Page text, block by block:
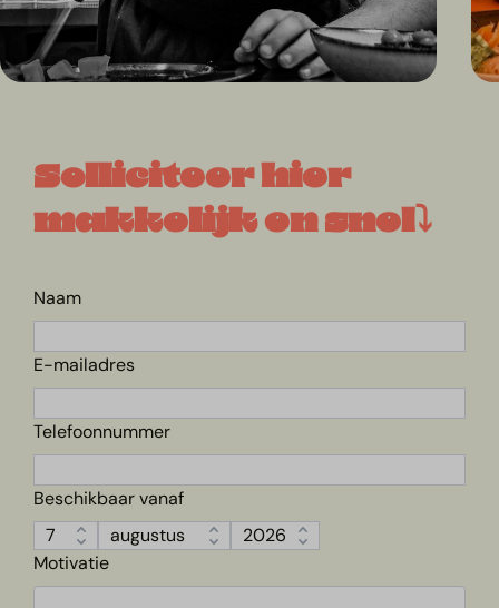
Solliciteer hier
makkelijk en snel⤵︎
Naam
E-mailadres
Telefoonnummer
Beschikbaar vanaf
Motivatie